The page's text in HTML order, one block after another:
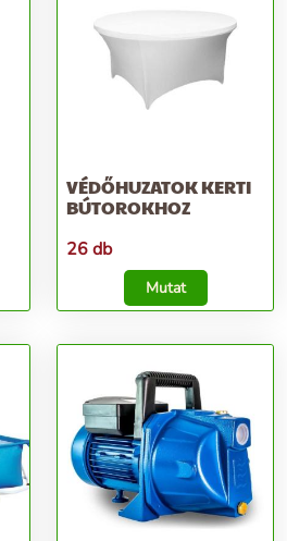
VÉDŐHUZATOK KERTI
BÚTOROKHOZ
26 db
Mutat